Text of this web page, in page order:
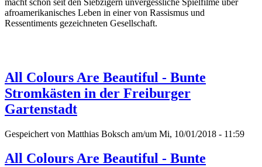
afroamerikanisches Leben in einer von Rassismus und
Ressentiments gezeichneten Gesellschaft.
All Colours Are Beautiful - Bunte
Stromkästen in der Freiburger
Gartenstadt
Gespeichert von Matthias Boksch am/um Mi, 10/01/2018 - 11:59
All Colours Are Beautiful - Bunte